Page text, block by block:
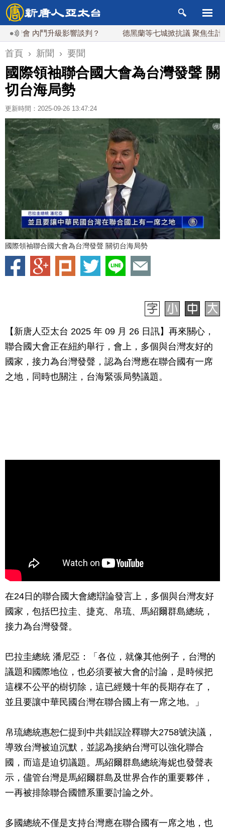
內鬥升級影響談判？ 德黑蘭等七城掀抗議 聚焦生計問題
首頁 › 新聞 › 要聞
國際領袖聯合國大會為台灣發聲 關
切台海局勢
更新時間：2025-09-26 13:47:24
國際領袖聯合國大會為台灣發聲 關切台海局勢
【新唐人亞太台 2025 年 09 月 26 日訊】再來關心，
聯合國大會正在紐約舉行，會上，多個與台灣友好的
國家，接力為台灣發聲，認為台灣應在聯合國有一席
之地，同時也關注，台海緊張局勢議題。
在24日的聯合國大會總辯論發言上，多個與台灣友好
國家，包括巴拉圭、捷克、帛琉、馬紹爾群島總統，
接力為台灣發聲。
巴拉圭總統 潘尼亞：「各位，就像其他例子，台灣的
議題和國際地位，也必須要被大會的討論，是時候把
這棵不公平的樹切除，這已經幾十年的長期存在了，
並且要讓中華民國台灣在聯合國上有一席之地。」
帛琉總統惠恕仁提到中共錯誤詮釋聯大2758號決議，
導致台灣被迫沉默，並認為接納台灣可以強化聯合
國，而這是迫切議題。馬紹爾群島總統海妮也發聲表
示，儘管台灣是馬紹爾群島及世界合作的重要夥伴，
一再被排除聯合國體系重要討論之外。
多國總統不僅是支持台灣應在聯合國有一席之地，也